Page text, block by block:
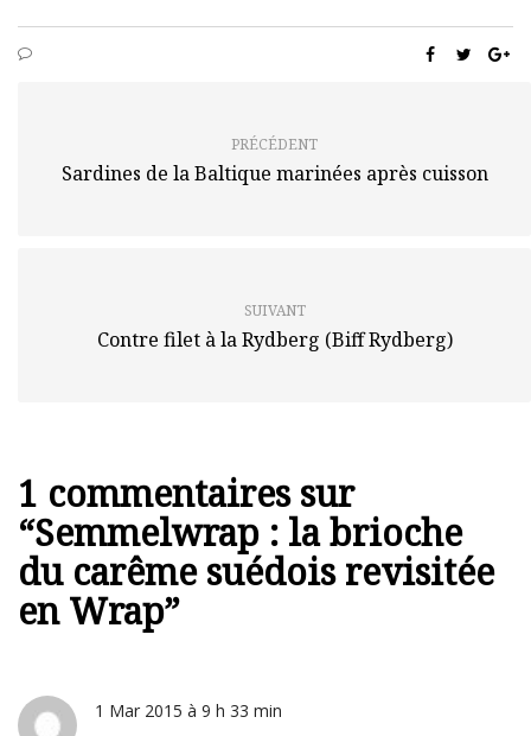
PRÉCÉDENT
Sardines de la Baltique marinées après cuisson
SUIVANT
Contre filet à la Rydberg (Biff Rydberg)
1 commentaires sur
“Semmelwrap : la brioche
du carême suédois revisitée
en Wrap”
1 Mar 2015 à 9 h 33 min